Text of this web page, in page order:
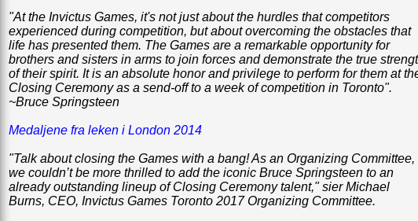
"At the Invictus Games, it's not just about the hurdles that competitors
experienced during competition, but about overcoming the obstacles that
life has presented them. The Games are a remarkable opportunity for
brothers and sisters in arms to join forces and demonstrate the true
of their spirit. It is an absolute honor and privilege to perform for them at
Closing Ceremony as a send-off to a week of competition in Toronto".
~Bruce Springsteen
Medaljene fra leken i London 2014
"Talk about closing the Games with a bang! As an Organizing Committee,
we couldn’t be more thrilled to add the iconic Bruce Springsteen to an
already outstanding lineup of Closing Ceremony talent," sier Michael
Burns, CEO, Invictus Games Toronto 2017 Organizing Committee.